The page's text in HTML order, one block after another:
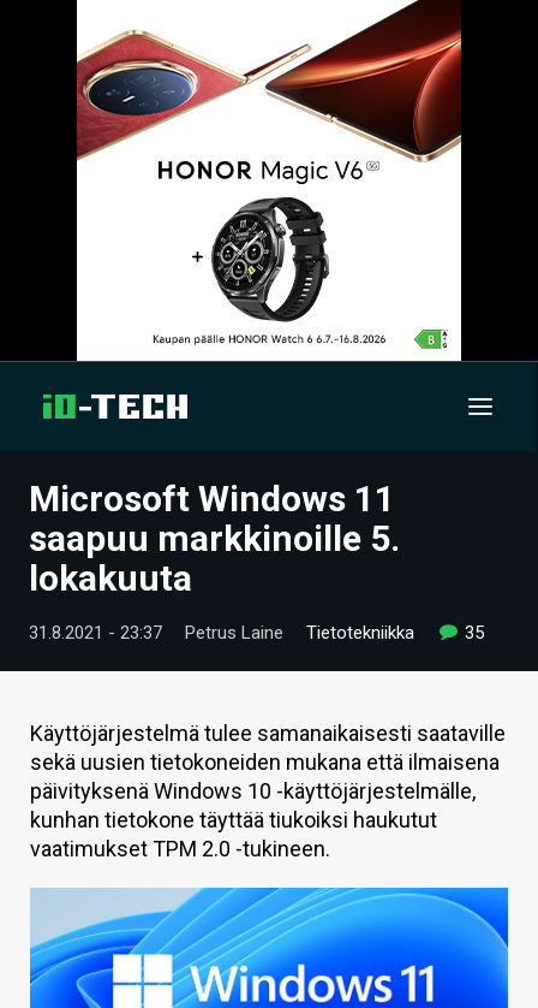
UUTISET
ARTIKKELIT
VIDEOT
TECHBBS
TIETOA
HINTA.FI
KAUPPA
HAKU
Microsoft Windows 11
saapuu markkinoille 5.
lokakuuta
31.8.2021 - 23:37 Petrus Laine Tietotekniikka 35
Käyttöjärjestelmä tulee samanaikaisesti saataville
sekä uusien tietokoneiden mukana että ilmaisena
päivityksenä Windows 10 -käyttöjärjestelmälle,
kunhan tietokone täyttää tiukoiksi haukutut
vaatimukset TPM 2.0 -tukineen.